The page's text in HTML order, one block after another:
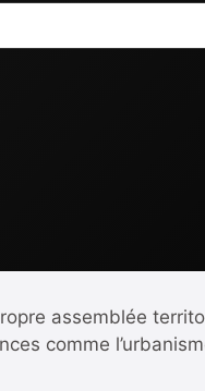
assemblée
comme